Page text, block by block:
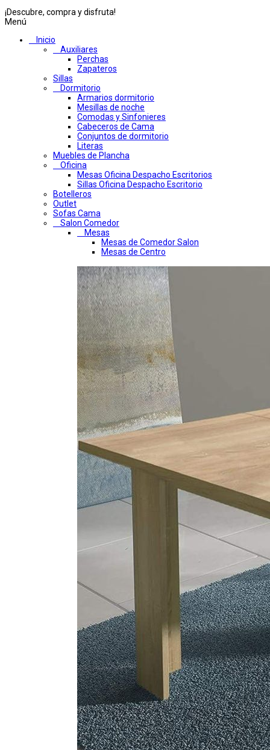
¡Descubre, compra y disfruta!
Menú
Inicio
Auxiliares
Perchas
Zapateros
Sillas
Dormitorio
Armarios dormitorio
Mesillas de noche
Comodas y Sinfonieres
Cabeceros de Cama
Conjuntos de dormitorio
Literas
Muebles de Plancha
Oficina
Mesas Oficina Despacho Escritorios
Sillas Oficina Despacho Escritorio
Botelleros
Outlet
Sofas Cama
Salon Comedor
Mesas
Mesas de Comedor Salon
Mesas de Centro